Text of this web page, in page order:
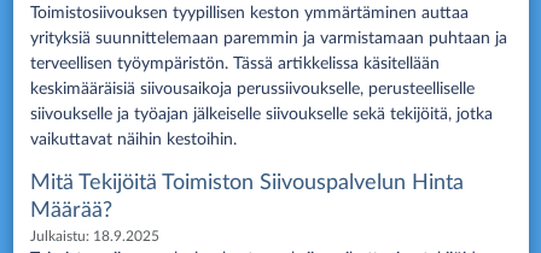
Toimistosiivouksen tyypillisen keston ymmärtäminen auttaa
yrityksiä suunnittelemaan paremmin ja varmistamaan puhtaan ja
terveellisen työympäristön. Tässä artikkelissa käsitellään
keskimääräisiä siivousaikoja perussiivoukselle, perusteelliselle
siivoukselle ja työajan jälkeiselle siivoukselle sekä tekijöitä, jotka
vaikuttavat näihin kestoihin.
Mitä Tekijöitä Toimiston Siivouspalvelun Hinta
Määrää?
Julkaistu: 18.9.2025